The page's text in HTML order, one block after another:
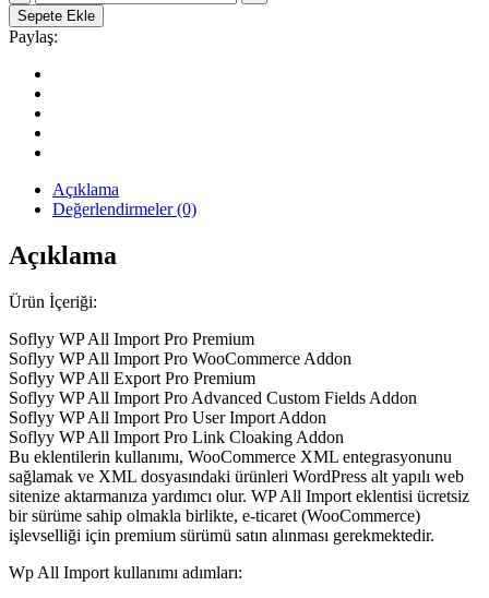
All
Import
WordPress
&
WooCommerce
İçe
Aktarma
Eklentisi
Sepete Ekle
Paylaş:
Açıklama
Değerlendirmeler (0)
Açıklama
Ürün İçeriği:
Soflyy WP All Import Pro Premium
Soflyy WP All Import Pro WooCommerce Addon
Soflyy WP All Export Pro Premium
Soflyy WP All Import Pro Advanced Custom Fields Addon
Soflyy WP All Import Pro User Import Addon
Soflyy WP All Import Pro Link Cloaking Addon
Bu eklentilerin kullanımı, WooCommerce XML entegrasyonunu
sağlamak ve XML dosyasındaki ürünleri WordPress alt yapılı web
sitenize aktarmanıza yardımcı olur. WP All Import eklentisi ücretsiz
bir sürüme sahip olmakla birlikte, e-ticaret (WooCommerce)
işlevselliği için premium sürümü satın alınması gerekmektedir.
Wp All Import kullanımı adımları: